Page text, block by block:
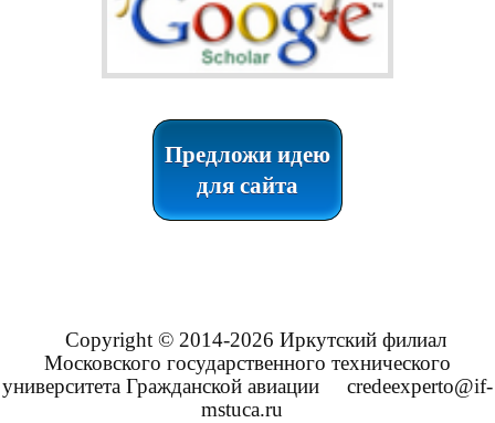
Предложи идею
для сайта
Copyright © 2014-2026 Иркутский филиал
Московского государственного технического
университета Гражданской авиации
credeexperto@if-
mstuca.ru